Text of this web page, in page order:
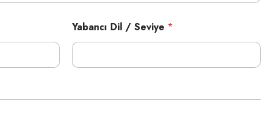
Yabancı Dil / Seviye *